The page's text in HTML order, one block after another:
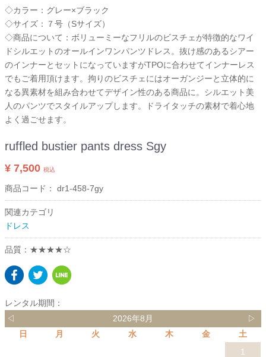
◇カラー：グレー×ブラック
◇サイズ：７号（Sサイズ）
◇商品について：ボリューミーなフリルのビスチェが特徴的なワイ
ドシルエットのオールインワンパンツドレス。抜け感のあるシアー
のインナーとセットになっていますがTPOに合わせてインナーレス
でもご着用頂けます。拘りのビスチェにはオーガンジーと立体的に
なる異素材を組み合わせてデザイン性のある商品に。シルエット美
人のパンツでスタイルアップします。ドライタッチの素材で着心地
よく過ごせます。
ruffled bustier pants dress Sgy
¥ 7,500 税込
商品コード： dr1-458-7gy
関連カテゴリ
ドレス
品質：★★★★☆
レンタル期間：
◁
2026年8月
▷
日
月 火 水 木 金
土
1